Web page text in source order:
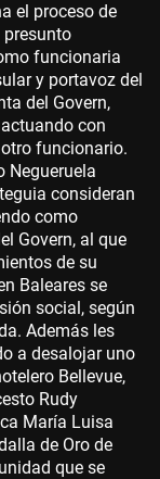
el proceso de
funcionaria
y portavoz del
del Govern,
con
funcionario.
Negueruela
consideran
como
Govern, al que
de su
Baleares se
social, según
Además les
a desalojar uno
Bellevue,
Rudy
María Luisa
de Oro de
que se